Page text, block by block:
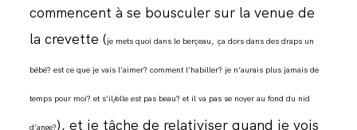
commencent à se bousculer sur la venue de
la crevette (je mets quoi dans le berçeau, ça dors dans des draps un
bébé? est ce que je vais l’aimer? comment l’habiller? je n’aurais plus jamais de
temps pour moi? et s’il/elle est pas beau? et il va pas se noyer au fond du nid
d’ange?), et je tâche de relativiser quand je vois